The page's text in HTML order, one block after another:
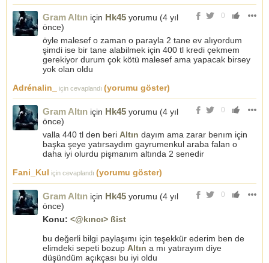
0
Gram Altın için Hk45 yorumu (4 yıl
önce)
öyle malesef o zaman o parayla 2 tane ev alıyordum
şimdi ise bir tane alabilmek için 400 tl kredi çekmem
gerekiyor durum çok kötü malesef ama yapacak birsey
yok olan oldu
Adrénalin_
için cevaplandı (yorumu göster)
0
Gram Altın için Hk45 yorumu (4 yıl
önce)
valla 440 tl den beri Altın dayım ama zarar benım için
başka şeye yatırsaydım gayrumenkul araba falan o
daha iyi olurdu pişmanım altında 2 senedir
Fani_Kul için cevaplandı (yorumu göster)
0
Gram Altın için Hk45 yorumu (4 yıl
önce)
Konu: <@kıncı> ßist
bu değerli bilgi paylaşımı için teşekkür ederim ben de
elimdeki sepeti bozup Altın a mı yatırayım diye
düşündüm açıkçası bu iyi oldu